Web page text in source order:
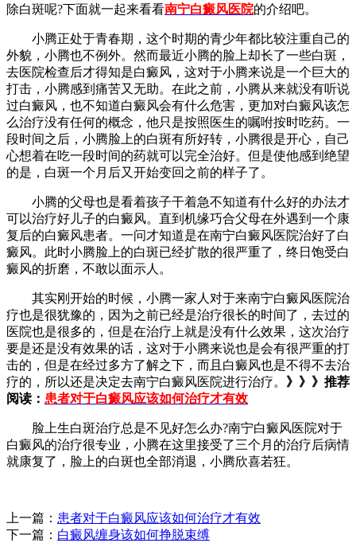
除白斑呢?下面就一起来看看南宁白癜风医院的介绍吧。
小腾正处于青春期，这个时期的青少年都比较注重自己的
外貌，小腾也不例外。然而最近小腾的脸上却长了一些白斑，
去医院检查后才得知是白癜风，这对于小腾来说是一个巨大的
打击，小腾感到痛苦又无助。在此之前，小腾从来就没有听说
过白癜风，也不知道白癜风会有什么危害，更加对白癜风该怎
么治疗没有任何的概念，他只是按照医生的嘱咐按时吃药。一
段时间之后，小腾脸上的白斑有所好转，小腾很是开心，自己
心想着在吃一段时间的药就可以完全治好。但是使他感到绝望
的是，白斑一个月后又开始变回之前的样子了。
小腾的父母也是看着孩子干着急不知道有什么好的办法才
可以治疗好儿子的白癜风。直到机缘巧合父母在外遇到一个康
复后的白癜风患者。一问才知道是在南宁白癜风医院治好了白
癜风。此时小腾脸上的白斑已经扩散的很严重了，终日饱受白
癜风的折磨，不敢以面示人。
其实刚开始的时候，小腾一家人对于来南宁白癜风医院治
疗也是很犹豫的，因为之前已经是治疗很长的时间了，去过的
医院也是很多的，但是在治疗上就是没有什么效果，这次治疗
要是还是没有效果的话，这对于小腾来说也是会有很严重的打
击的，但是在经过多方了解之下，而且白癜风也是不得不去治
疗的，所以还是决定去南宁白癜风医院进行治疗。 》》》推荐
阅读： 患者对于白癜风应该如何治疗才有效
脸上生白斑治疗总是不见好怎么办?南宁白癜风医院对于
白癜风的治疗很专业，小腾在这里接受了三个月的治疗后病情
就康复了，脸上的白斑也全部消退，小腾欣喜若狂。
上一篇： 患者对于白癜风应该如何治疗才有效
下一篇： 白癜风缠身该如何挣脱束缚